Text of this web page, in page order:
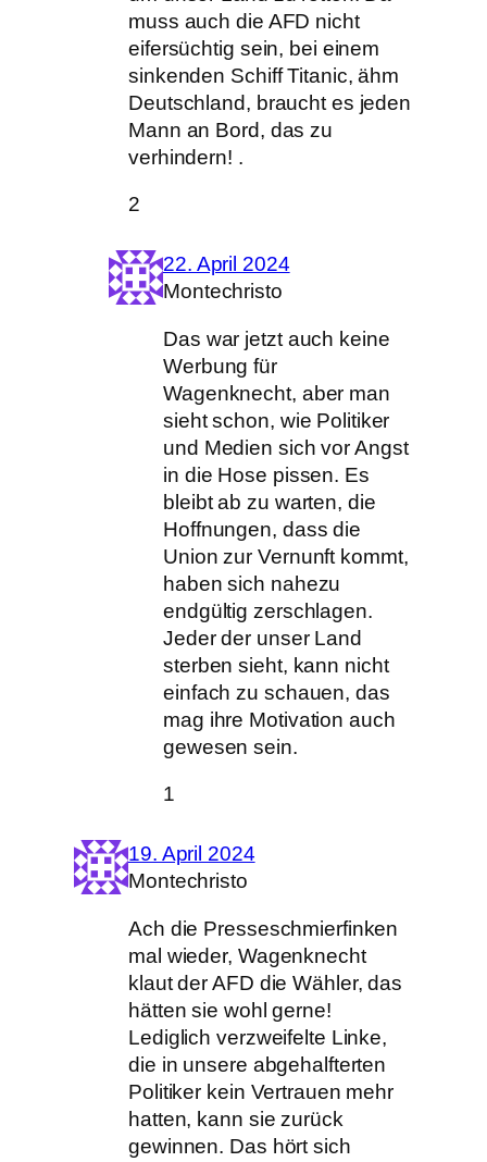
muss auch die AFD nicht
eifersüchtig sein, bei einem
sinkenden Schiff Titanic, ähm
Deutschland, braucht es jeden
Mann an Bord, das zu
verhindern! .
2
22. April 2024
Montechristo
Das war jetzt auch keine
Werbung für
Wagenknecht, aber man
sieht schon, wie Politiker
und Medien sich vor Angst
in die Hose pissen. Es
bleibt ab zu warten, die
Hoffnungen, dass die
Union zur Vernunft kommt,
haben sich nahezu
endgültig zerschlagen.
Jeder der unser Land
sterben sieht, kann nicht
einfach zu schauen, das
mag ihre Motivation auch
gewesen sein.
1
19. April 2024
Montechristo
Ach die Presseschmierfinken
mal wieder, Wagenknecht
klaut der AFD die Wähler, das
hätten sie wohl gerne!
Lediglich verzweifelte Linke,
die in unsere abgehalfterten
Politiker kein Vertrauen mehr
hatten, kann sie zurück
gewinnen. Das hört sich